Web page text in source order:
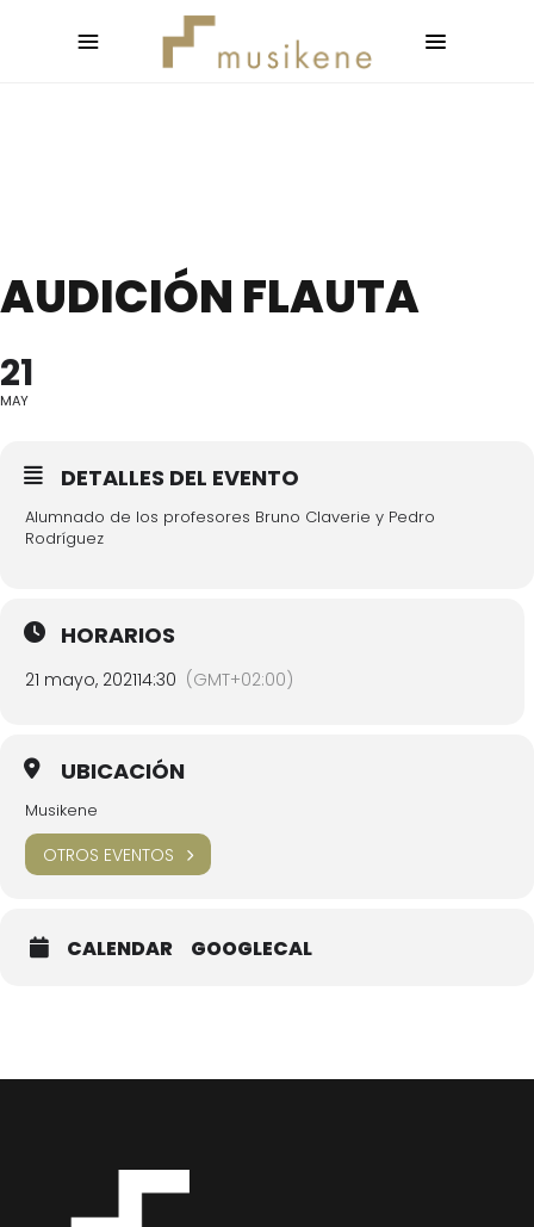
AUDICIÓN FLAUTA
21
MAY
DETALLES DEL EVENTO
Alumnado de los profesores Bruno Claverie y Pedro
Rodríguez
HORARIOS
21 mayo, 202114:30 (GMT+02:00)
UBICACIÓN
Musikene
OTROS EVENTOS
CALENDAR GOOGLECAL